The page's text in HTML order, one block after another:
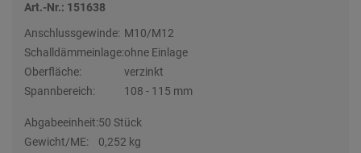
Art.-Nr.: 151638
Anschlussgewinde: M10/M12
Schalldämmeinlage:ohne Einlage
Oberfläche:
verzinkt
Spannbereich:
108 - 115 mm
Abgabeeinheit:50 Stück
Gewicht/ME:
0,252 kg